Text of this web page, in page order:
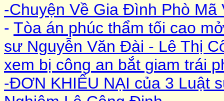
-Chuyện Về Gia Đình Phò Mã
- Tòa án phúc thẩm tối cao
sư Nguyễn Văn Đài - Lê Thị
xem bị công an bắt giam trái
-ĐƠN KHIẾU NẠI của 3 Luật